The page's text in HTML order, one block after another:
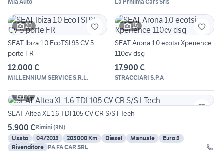
Mia Auto La Prhilma Cars Srls
20
SEAT Ibiza 1.0 EcoTSI 95 CV 5
porte FR
12.000 €
MILLENNIUM SERVICE S.R.L.
15
SEAT Arona 1.0 ecotsi Xperience
110cv dsg
17.900 €
STRACCIARI S.P.A
27
SEAT Altea XL 1.6 TDI 105 CV CR S/S I-Tech
5.900 €Rimini(RN)
Usato
04/2015 203000 Km Diesel Manuale
Euro 5
Rivenditore PA.FA CAR SRL